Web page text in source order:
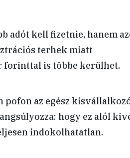
adót kell fizetnie, hanem
terhek miatt
forinttal is többe kerülhet.
pofon az egész
hogy ez alól
indokolhatatlan.